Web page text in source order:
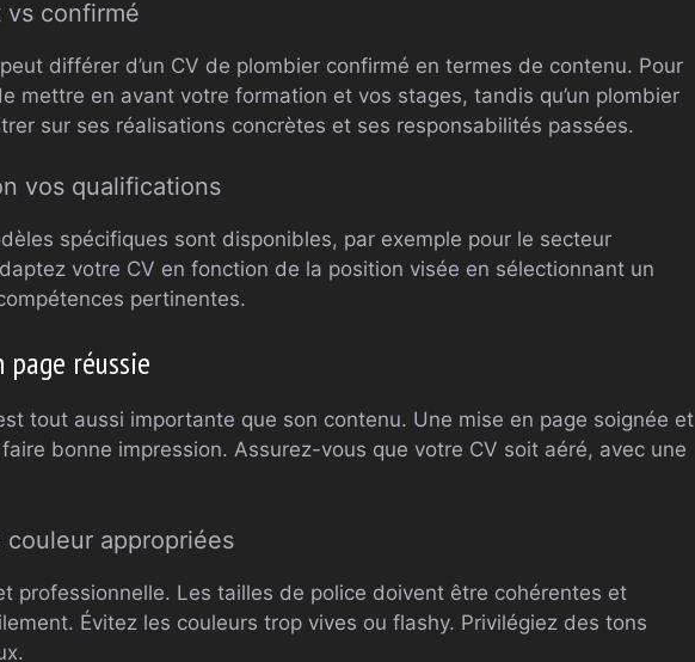
vs confirmé
différer d’un CV de plombier confirmé en termes de contenu. Pour
mettre en avant votre formation et vos stages, tandis qu’un plombier
sur ses réalisations concrètes et ses responsabilités passées.
vos qualifications
spécifiques sont disponibles, par exemple pour le secteur
votre CV en fonction de la position visée en sélectionnant un
pertinentes.
page réussie
tout aussi importante que son contenu. Une mise en page soignée et
bonne impression. Assurez-vous que votre CV soit aéré, avec une
appropriées
professionnelle. Les tailles de police doivent être cohérentes et
Évitez les couleurs trop vives ou flashy. Privilégiez des tons